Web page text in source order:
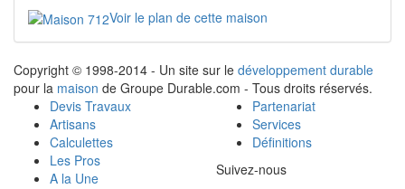
Voir le plan de cette maison
Copyright © 1998-2014 - Un site sur le développement durable
pour la maison de Groupe Durable.com - Tous droits réservés.
Devis Travaux
Artisans
Calculettes
Les Pros
A la Une
Partenariat
Services
Définitions
Suivez-nous